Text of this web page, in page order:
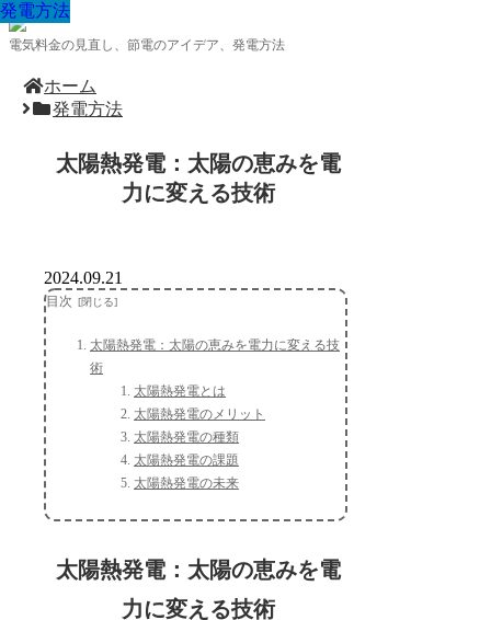
電気料金の見直し、節電のアイデア、発電方法
ホーム
発電方法
太陽熱発電：太陽の恵みを電
力に変える技術
発電方法
2024.09.21
目次
太陽熱発電：太陽の恵みを電力に変える技
術
太陽熱発電とは
太陽熱発電のメリット
太陽熱発電の種類
太陽熱発電の課題
太陽熱発電の未来
太陽熱発電：太陽の恵みを電
力に変える技術
発電方法
発電方法
発電方法
発電方法
発電方法
発電方法
発電方法
発電方法